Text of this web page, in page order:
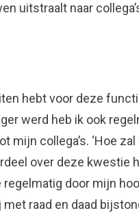
uitstraalt naar
hebt voor deze
werd heb ik ook
collega’s. ‘Hoe zal
over deze kwestie
door mijn
raad en daad